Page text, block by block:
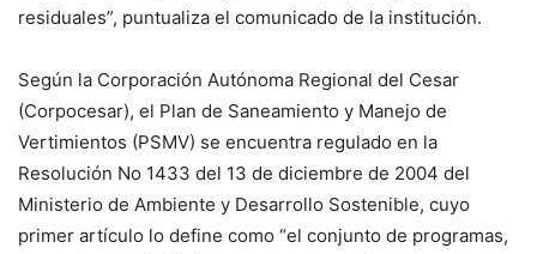
residuales”, puntualiza el comunicado de la institución.
Según la Corporación Autónoma Regional del Cesar
(Corpocesar), el Plan de Saneamiento y Manejo de
Vertimientos (PSMV) se encuentra regulado en la
Resolución No 1433 del 13 de diciembre de 2004 del
Ministerio de Ambiente y Desarrollo Sostenible, cuyo
primer artículo lo define como “el conjunto de programas,